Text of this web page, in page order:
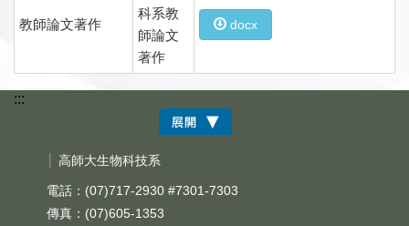
教師論文著作
科系教
師論文
著作
docx
:::
高師大生物科技系
電話：(07)717-2930 #7301-7303
傳真：(07)605-1353